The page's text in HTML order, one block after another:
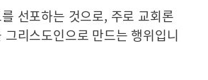
선포하는 것으로, 주로 교회론
리스도인으로 만드는 행위입니